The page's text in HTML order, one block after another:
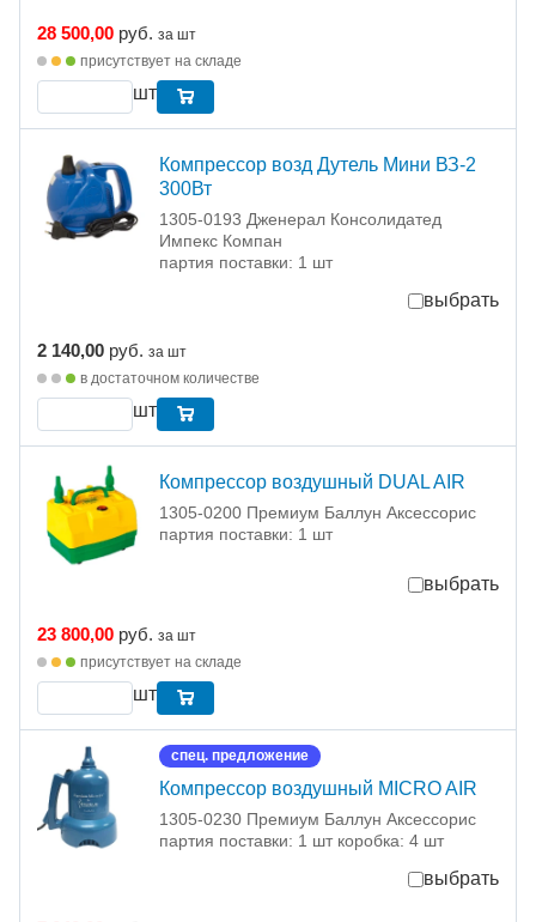
28 500,00 руб. за шт
присутствует на складе
шт
Компрессор возд Дутель Мини ВЗ-2
300Вт
1305-0193 Дженерал Консолидатед
Импекс Компан
партия поставки: 1 шт
выбрать
2 140,00 руб. за шт
в достаточном количестве
шт
Компрессор воздушный DUAL AIR
1305-0200 Премиум Баллун Аксессорис
партия поставки: 1 шт
выбрать
23 800,00 руб. за шт
присутствует на складе
шт
спец. предложение
Компрессор воздушный MICRO AIR
1305-0230 Премиум Баллун Аксессорис
партия поставки: 1 шт коробка: 4 шт
выбрать